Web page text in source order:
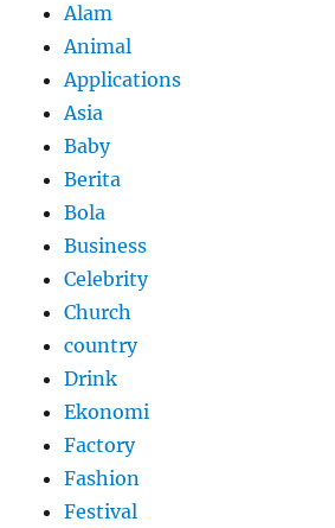
Alam
Animal
Applications
Asia
Baby
Berita
Bola
Business
Celebrity
Church
country
Drink
Ekonomi
Factory
Fashion
Festival